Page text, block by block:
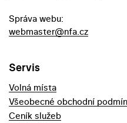
Správa webu:
webmaster@nfa.cz
Servis
Volná místa
Všeobecné obchodní
Ceník služeb